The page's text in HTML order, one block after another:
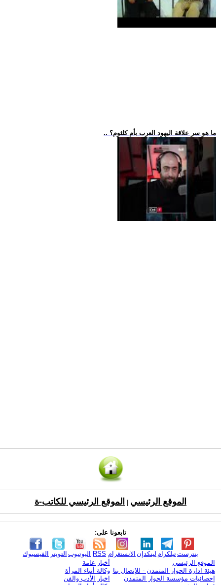
.. ما هو سر علاقة اليهود العرب بأم كلثوم؟
الموقع الرئيسي الموقع الرئيسي للكاتب-ة
تابعونا على:
الفيسبوك التويتر اليوتيوب RSS الانستغرام لينكدإن تيلكرامبنترست
الموقع الرئيسي
هيئة ادارة الحوار المتمدن - للإتصال بنا
إحصائيات مؤسسة الحوار المتمدن
أخبار عامة
وكالة أنباء المرأة
اخبار الأدب والفن